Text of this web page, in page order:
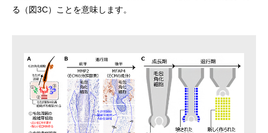
る（図3C）ことを意味します。